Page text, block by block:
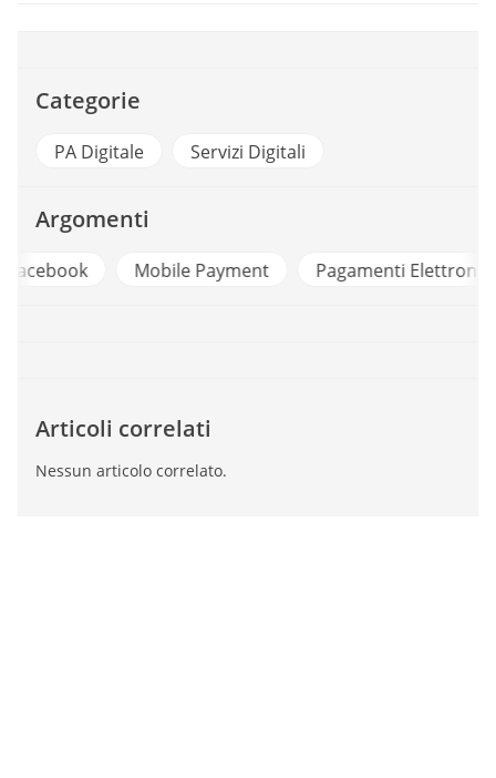
Categorie
PA Digitale Servizi Digitali
Argomenti
Mobile Payment Pagamenti Elettronici
Articoli correlati
Nessun articolo correlato.